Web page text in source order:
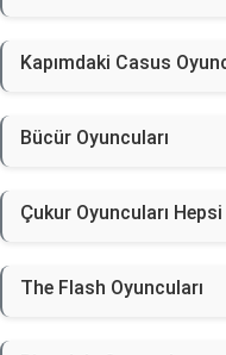
Kapımdaki Casus
Bücür Oyuncuları
Çukur Oyuncuları Hepsi
The Flash Oyuncuları